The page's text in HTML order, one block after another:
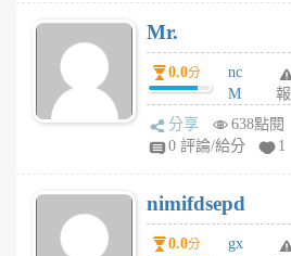
Mr.
0.0分
nc
M
U
F
U
5
個
報
分享
638點閱
0 評論/給分
1
nimifdsepd
0.0分
gx